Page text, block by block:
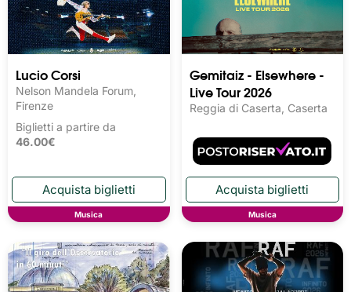
Lucio Corsi
Nelson Mandela Forum,
Firenze
Biglietti a partire da
46.00€
Musica
Gemitaiz - Elsewhere -
Live Tour 2026
Reggia di Caserta, Caserta
Musica